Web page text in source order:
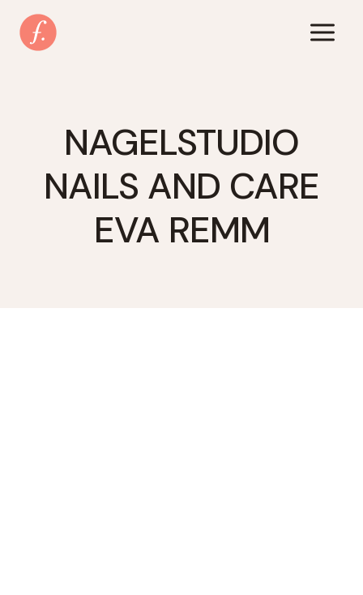
Inhalt
springen
NAGELSTUDIO
NAILS AND CARE
EVA REMM